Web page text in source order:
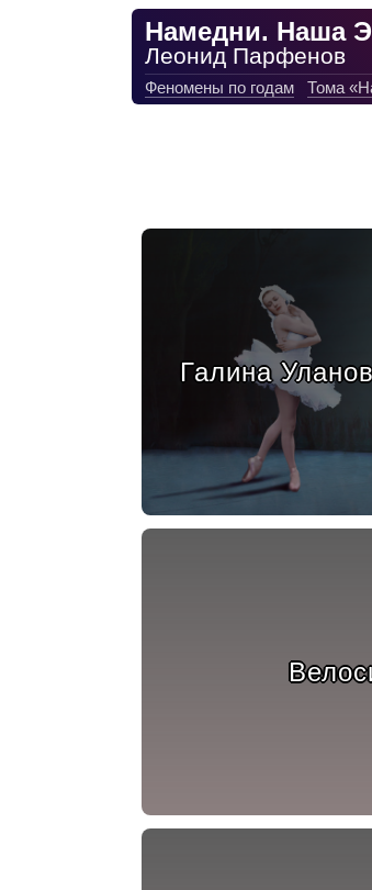
Намедни. Наша
Леонид Парфенов
Феномены по годам Тома
Галина